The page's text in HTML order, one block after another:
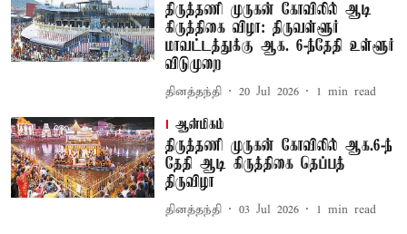
திருத்தணி முருகன் கோவிலில் ஆடி
கிருத்திகை விழா: திருவள்ளூர்
மாவட்டத்துக்கு ஆக. 6-ந்தேதி உள்ளூர்
விடுமுறை
தினத்தந்தி 20 Jul 2026 1 min read
ஆன்மிகம்
திருத்தணி முருகன் கோவிலில் ஆக.6-ந்
தேதி ஆடி கிருத்திகை தெப்பத்
திருவிழா
தினத்தந்தி 03 Jul 2026 1 min read